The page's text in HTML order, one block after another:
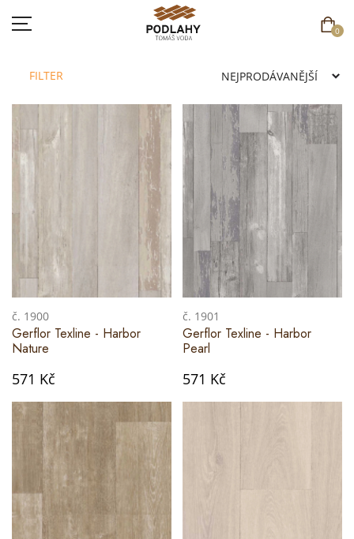
0
DOMŮ
SORTIMENT
AKCE
CENÍK
REFERENCE
SOUTĚŽ
KONTAKT
FILTER
č. 1900
Gerflor Texline - Harbor
Nature
571 Kč
č. 1901
Gerflor Texline - Harbor
Pearl
571 Kč